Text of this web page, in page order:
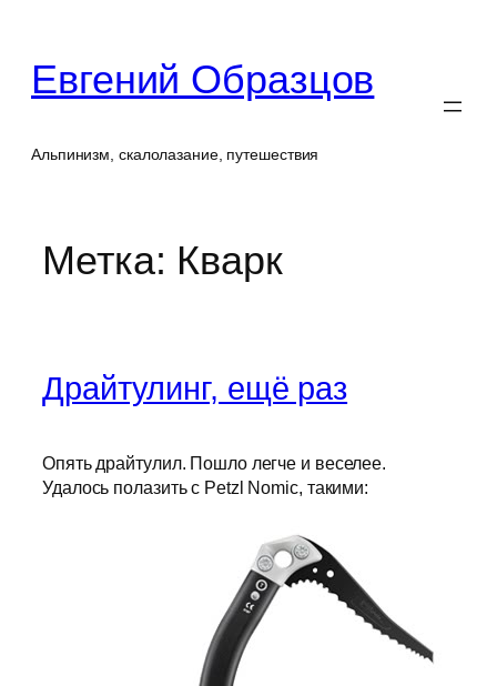
содержимому
Евгений Образцов
Альпинизм, скалолазание, путешествия
Метка: Кварк
Драйтулинг, ещё раз
Опять драйтулил. Пошло легче и веселее.
Удалось полазить с Petzl Nomic, такими: